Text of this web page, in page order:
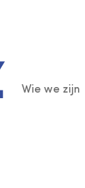
Main
Wie we zijn